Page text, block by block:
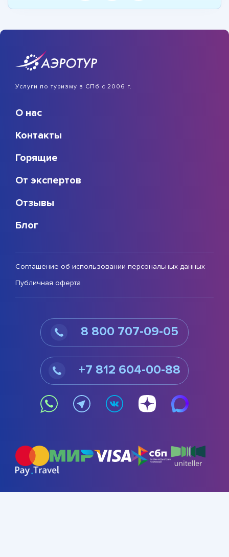
Услуги по туризму в СПб с 2006 г.
О нас
Контакты
Горящие
От экспертов
Отзывы
Блог
Соглашение об использовании персональных данных
Публичная оферта
8 800 707-09-05
+7 812 604-00-88